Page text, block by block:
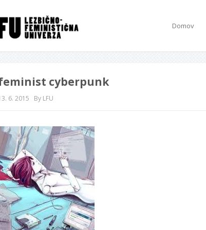
Domov
cyberpunk
6. 2015 By LFU